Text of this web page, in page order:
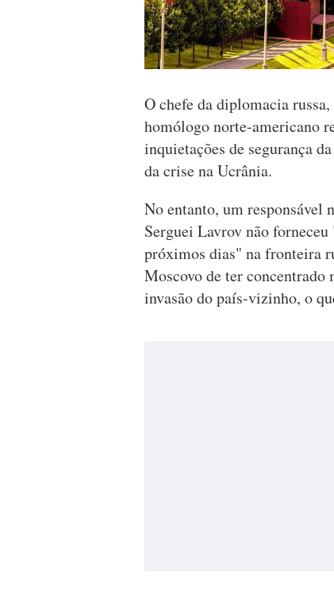
O chefe da diplomacia
homólogo norte-americano
inquietações de segurança
da crise na Ucrânia.
No entanto, um responsável
Serguei Lavrov não
próximos dias" na fronteira
Moscovo de ter concentrado
invasão do país-vizinho, o